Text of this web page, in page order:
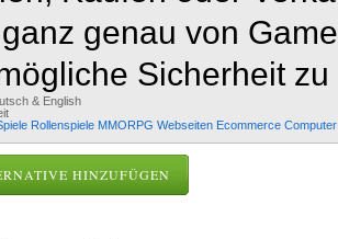
genau von
Sicherheit zu
& English
Rollenspiele MMORPG Webseiten Ecommerce
HINZUFÜGEN